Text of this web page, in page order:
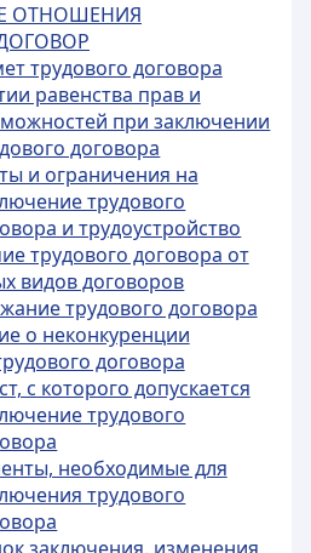
ОТНОШЕНИЯ
трудового договора
равенства прав и
при заключении
договора
и ограничения на
трудового
и трудоустройство
трудового договора от
видов договоров
трудового договора
о неконкуренции
договора
с которого допускается
трудового
необходимые для
трудового